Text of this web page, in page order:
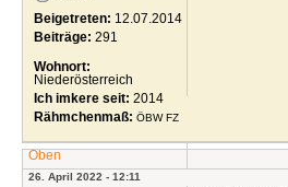
Beigetreten: 12.07.2014
Beiträge: 291
Wohnort:
Niederösterreich
Ich imkere seit: 2014
Rähmchenmaß: ÖBW FZ
Oben
26. April 2022 - 12:11